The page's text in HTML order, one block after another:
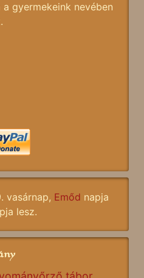
gyermekeink nevében
vasárnap, Emőd napja
lesz.